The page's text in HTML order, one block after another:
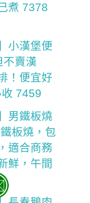
煮 7378
小漢堡便
不賣漢
！便宜好
7459
男鐵板燒
板燒，包
適合商務
鮮，午間